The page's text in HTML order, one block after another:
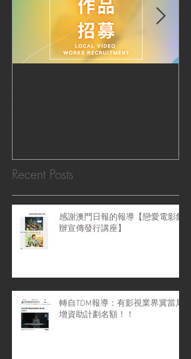
Recent Posts
感謝澳門日報的報導【戀愛電影館
辦宣傳發行講座】
轉自TDM報導：有影視業界冀當局
增資助計劃名額！！